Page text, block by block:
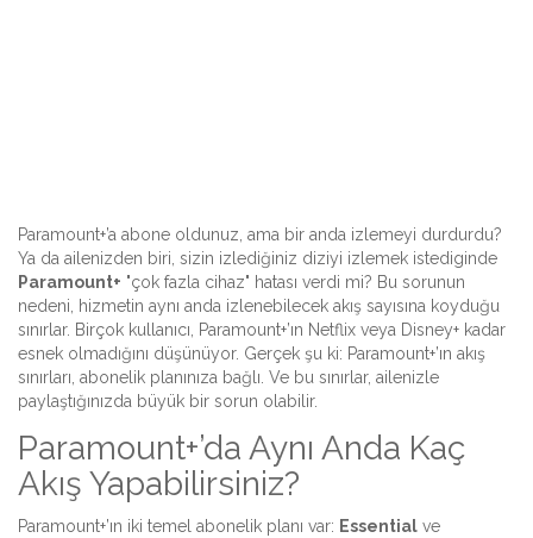
Paramount+’a abone oldunuz, ama bir anda izlemeyi durdurdu?
Ya da ailenizden biri, sizin izlediğiniz diziyi izlemek istediginde
Paramount+ "çok fazla cihaz" hatası verdi mi? Bu sorunun
nedeni, hizmetin aynı anda izlenebilecek akış sayısına koyduğu
sınırlar. Birçok kullanıcı, Paramount+’ın Netflix veya Disney+ kadar
esnek olmadığını düşünüyor. Gerçek şu ki: Paramount+’ın akış
sınırları, abonelik planınıza bağlı. Ve bu sınırlar, ailenizle
paylaştığınızda büyük bir sorun olabilir.
Paramount+’da Aynı Anda Kaç
Akış Yapabilirsiniz?
Paramount+’ın iki temel abonelik planı var: Essential ve